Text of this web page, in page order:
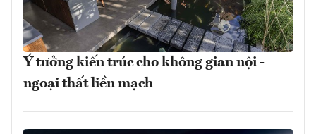
Ý tưởng kiến trúc cho không gian nội -
ngoại thất liền mạch